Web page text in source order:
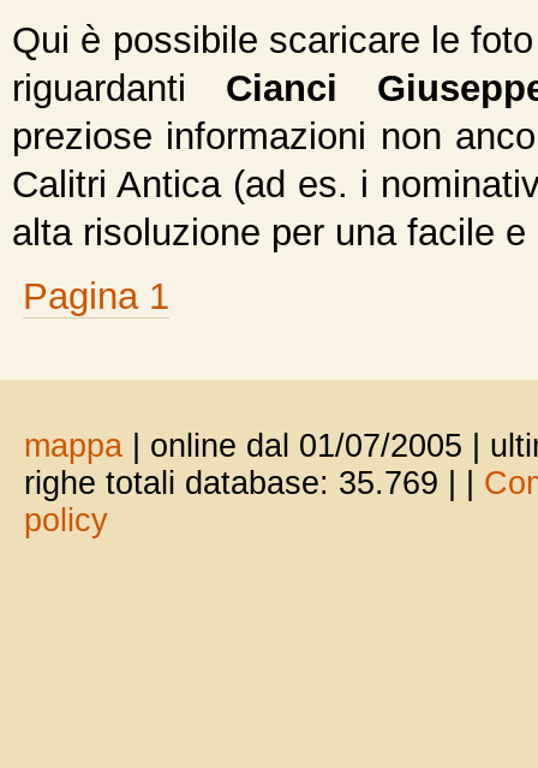
Qui è possibile scaricare le
riguardanti Cianci
preziose informazioni non
Calitri Antica (ad es. i
alta risoluzione per una facile
Pagina 1
mappa | online dal 01/07/2005 |
righe totali database: 35.769 |
policy